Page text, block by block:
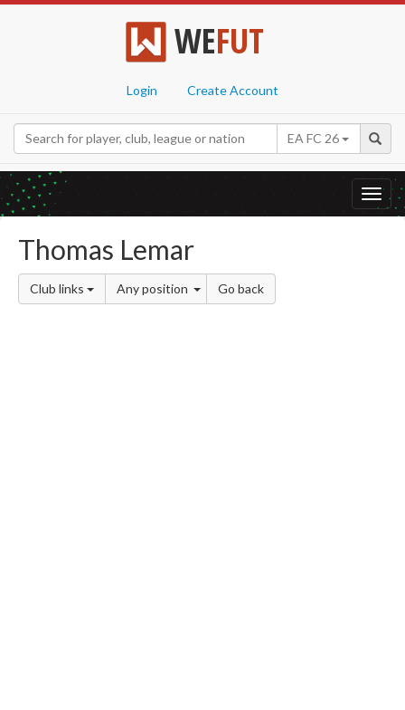
WEFUT
Login Create Account
EA FC 26
Thomas Lemar
Club links Any position Go back